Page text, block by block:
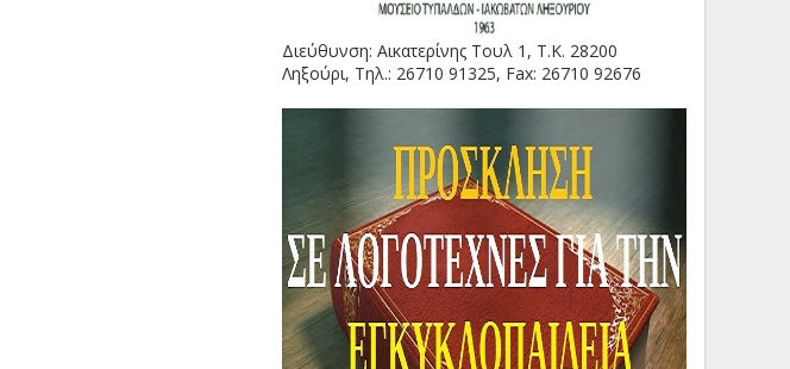
Διεύθυνση: Αικατερίνης Τουλ 1, Τ.Κ. 28200
Ληξούρι, Τηλ.: 26710 91325, Fax: 26710 92676